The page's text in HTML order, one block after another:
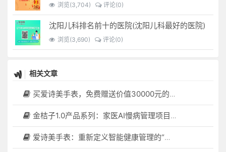
浏览(3,704) 评论(0)
沈阳儿科排名前十的医院(沈阳儿科最好的医院)
浏览(3,690) 评论(0)
相关文章
买爱诗美手表，免费赠送价值30000元的数智化门店系统一套（含硬件）
金桔子1.0产品系列：家医AI慢病管理项目全国招募区域合伙人，低投入，高回报，长收益
爱诗美手表：重新定义智能健康管理的“医疗级守护者”